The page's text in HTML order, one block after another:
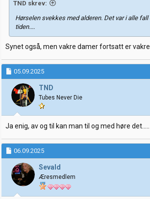
TND skrev:
Hørselen svekkes med alderen. Det var i alle
tiden....
Synet også, men vakre damer fortsatt er vakre
05.09.2025
TND
Tubes Never Die
Ja enig, av og til kan man til og med høre det.....
06.09.2025
Sevald
Æresmedlem